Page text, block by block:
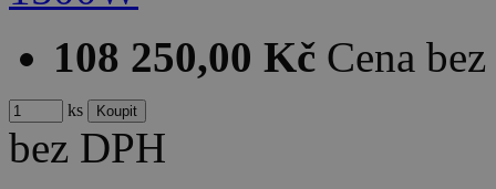
108 250,00 Kč Cena
ks
bez DPH